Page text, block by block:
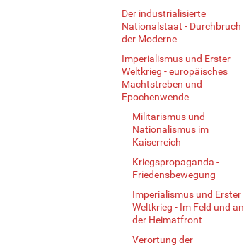
Der industrialisierte
Nationalstaat - Durchbruch
der Moderne
Imperialismus und Erster
Weltkrieg - europäisches
Machtstreben und
Epochenwende
Militarismus und
Nationalismus im
Kaiserreich
Kriegspropaganda -
Friedensbewegung
Imperialismus und Erster
Weltkrieg - Im Feld und an
der Heimatfront
Verortung der